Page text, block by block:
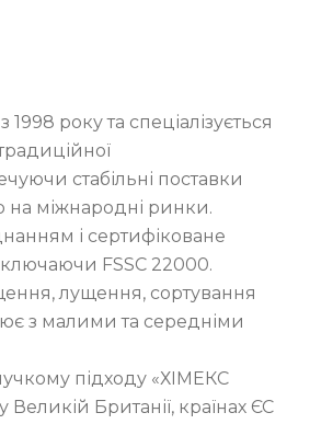
року та спеціалізується
стабільні поставки
на міжнародні ринки.
і сертифіковане
FSSC 22000.
лущення, сортування
з малими та середніми
підходу «ХІМЕКС
Британії, країнах ЄС